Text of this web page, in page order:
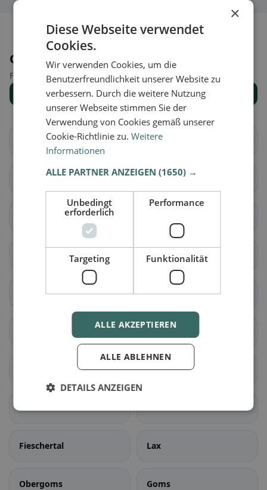
Orte in der Nähe
Finde den passenden Ort für deine Restaurantsuche.
Alle Orte anzeigen
Brig-Glis Eggerberg
Naters Ried-Brig
Zwischbergen Ardon
Liddes Orsières
Sembrancher Val de Bagnes
Binn
Fieschertal Lax
Obergoms Goms
×
Diese Webseite verwendet
Cookies.
Wir verwenden Cookies, um die
Benutzerfreundlichkeit unserer Website zu
verbessern. Durch die weitere Nutzung
unserer Webseite stimmen Sie der
Verwendung von Cookies gemäß unserer
Cookie-Richtlinie zu.Weitere
Informationen
ALLE PARTNER ANZEIGEN(1650) →
Unbedingt
erforderlich
Performance
Targeting Funktionalität
ALLE AKZEPTIEREN
ALLE ABLEHNEN
DETAILS ANZEIGEN